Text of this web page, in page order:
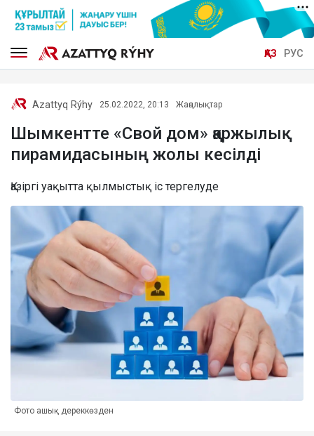
ҚАЗ РУС
Azattyq Rýhy 25.02.2022, 20:13 Жаңалықтар
Шымкентте «Свой дом» қаржылық
пирамидасының жолы кесілді
Қазіргі уақытта қылмыстық іс тергелуде
Фото ашық дереккөзден